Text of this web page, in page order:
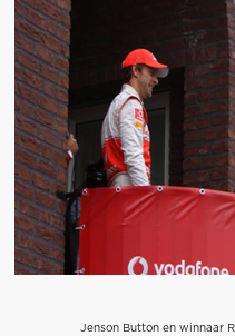
Jenson Button en winnaar